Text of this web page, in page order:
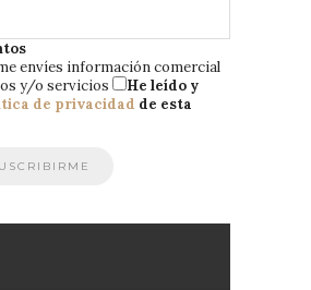
envíes información comercial
y/o servicios
He leído y
de privacidad de esta